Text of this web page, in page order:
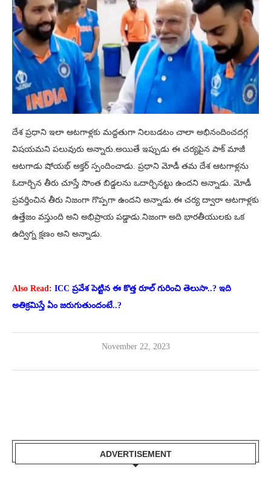
దేశ ప్రధాని ఇలా ఆటగాళ్లకు మద్దతుగా నిలబడటం చాలా అభినందించదగ్గ
విషయమని పలువురు అన్నారు.అయితే ఇప్పుడు ఈ చర్యపైన పాక్ మాజీ
ఆటగాడు షోయభ్ అక్తర్ స్పందించాడు. ప్రధాని మోడీ తమ దేశ ఆటగాళ్లను
ఓదార్చిన తీరు చూస్తే సొంత బిడ్డలను ఒదార్చినట్టు ఉందని అన్నాడు. మోడీ
ప్రవర్తించిన తీరు నిజంగా గొప్పగా ఉందని అన్నాడు.ఈ చర్య ద్వారా ఆటగాళ్లకు
ఉత్తేజం వస్తుంది అని అభిప్రాయ పడ్డాడు.నిజంగా అది భారతీయులకు ఒక
ఉద్విగ్న క్షణం అని అన్నాడు.
Also Read: ICC ప్రవేశ పెట్టిన ఈ కొత్త రూల్ గురించి తెలుసా..? ఇది
అతిక్రమిస్తే ఏం జరుగుతుందంటే..?
November 22, 2023
ADVERTISEMENT